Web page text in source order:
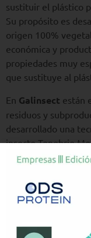
sustituir el plástico
Su propósito es
origen 100%
económica y
propiedades muy
que sustituye al
En Galinsect están
residuos y
desarrollado una
insecto Tenebrio
productos de alto
química,
y de fertilizantes.
MolDrug AI Systems
optimización